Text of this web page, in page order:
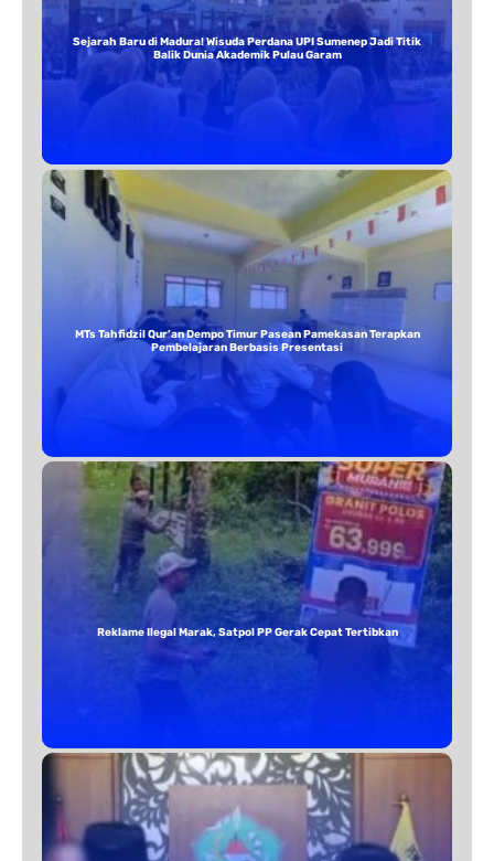
Sejarah Baru di Madura! Wisuda Perdana UPI Sumenep Jadi Titik
Balik Dunia Akademik Pulau Garam
MTs Tahfidzil Qur’an Dempo Timur Pasean Pamekasan Terapkan
Pembelajaran Berbasis Presentasi
Reklame Ilegal Marak, Satpol PP Gerak Cepat Tertibkan